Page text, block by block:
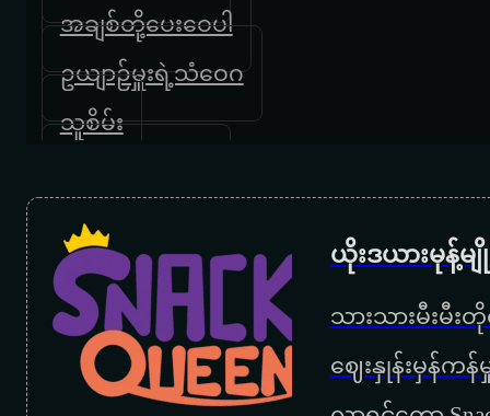
အချစ်တို့ပေးဝေပါ
ဥယျာဉ်မှူးရဲ့သံဝေဂ
သူစိမ်း
ရင်ကိုအေးမြရစေသား
ခေတ္တပြန်ခွင့်ပြုပါ
ဥယျာဥ်မှူးပန်းမခူးရ
ကျောင်းပိတ်ရက်မျှော်သူသို့
ယိုးဒယားမုန့်
သားသားမီးမီး
ဈေးနှုန်းမှန်က